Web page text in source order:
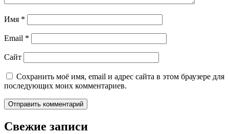
Имя *
Email *
Сайт
Сохранить моё имя, email и адрес сайта в этом браузере для
последующих моих комментариев.
Свежие записи